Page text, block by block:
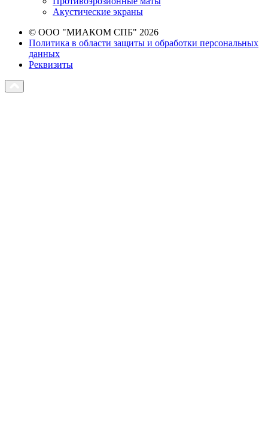
Акустические экраны
© ООО "МИАКОМ СПБ" 2026
Политика в области защиты и обработки персональных
данных
Реквизиты